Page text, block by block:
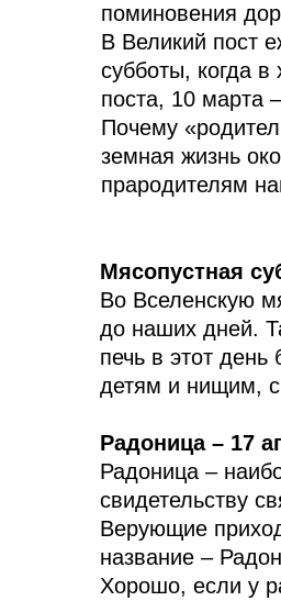
поминовения
В Великий пост
субботы, когда
поста, 10 марта
Почему
земная жизнь
прародителям
Мясопустная
Во Вселенскую
до наших дней.
печь в этот
детям и нищим, с
Радоница – 17
Радоница –
свидетельству
Верующие
название –
Хорошо, если у